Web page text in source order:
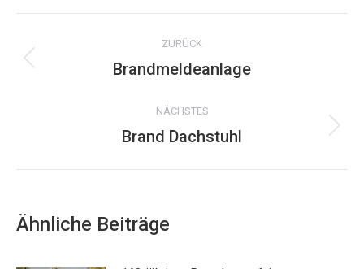
WhatsApp
Kommentarnavigation
ZURÜCK
Vorheriger
Brandmeldeanlage
NÄCHSTES
Nächster
Brand Dachstuhl
Ähnliche Beiträge